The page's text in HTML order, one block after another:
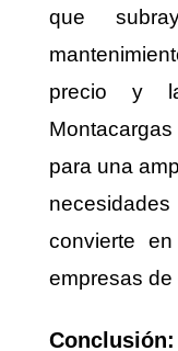
que
precio y
para una
convierte
empresas de
Conclusión: